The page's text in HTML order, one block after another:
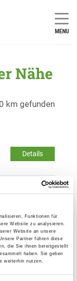
Funktionen für
Website zu analysieren.
Website an unsere
Partner führen diese
die Sie ihnen bereitgestellt
haben. Sie geben
weiterhin nutzen.
MENU
Nähe
km gefunden
Details